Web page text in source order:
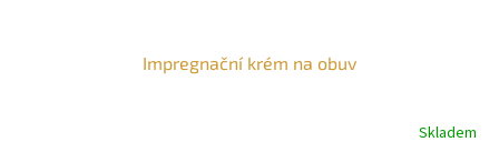
Impregnační krém na obuv
Skladem